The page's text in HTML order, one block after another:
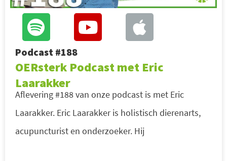
Podcast #188
OERsterk Podcast met Eric
Laarakker
Aflevering #188 van onze podcast is met Eric
Laarakker. Eric Laarakker is holistisch dierenarts,
acupuncturist en onderzoeker. Hij